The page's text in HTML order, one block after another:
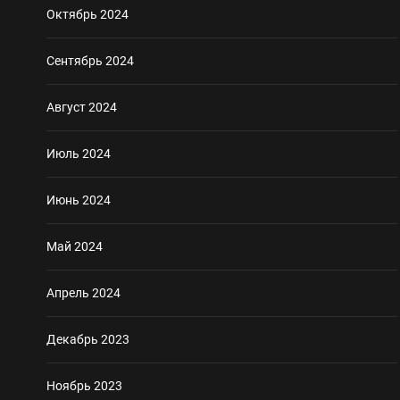
Октябрь 2024
Сентябрь 2024
Август 2024
Июль 2024
Июнь 2024
Май 2024
Апрель 2024
Декабрь 2023
Ноябрь 2023